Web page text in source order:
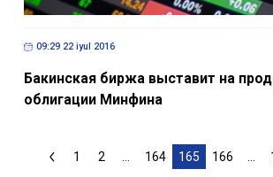
09:29 22 iyul 2016
Бакинская биржа выставит на
облигации Минфина
1 2 ... 164 165 166 ...